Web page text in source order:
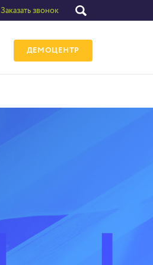
Заказать звонок
ДЕМОЦЕНТР